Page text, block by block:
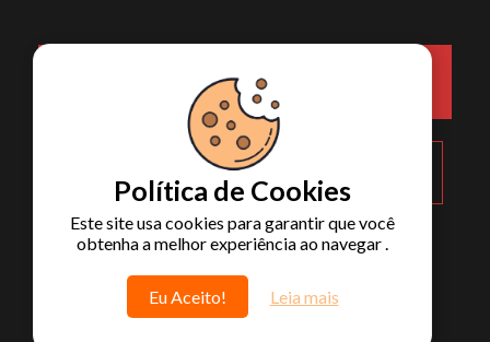
LOTH?
METALÚRGICA LOTH - Todos os Direitos Reservados
Política de Cookies
Este site usa cookies para garantir que você
obtenha a melhor experiência ao navegar .
Eu Aceito! Leia mais